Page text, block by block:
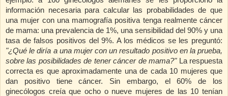
información necesaria para calcular las probabilidades de que
una mujer con una mamografía positiva tenga realmente cáncer
de mama: una prevalencia de 1%, una sensibilidad del 90% y una
tasa de falsos positivos del 9%. A los médicos se les preguntó:
"¿Qué le diría a una mujer con un resultado positivo en la prueba,
sobre las posibilidades de tener cáncer de mama?"La respuesta
correcta es que aproximadamente una de cada 10 mujeres que
dan positivo tiene cáncer. Sin embargo, el 60% de los
ginecólogos creía que ocho o nueve mujeres de las 10 tenían